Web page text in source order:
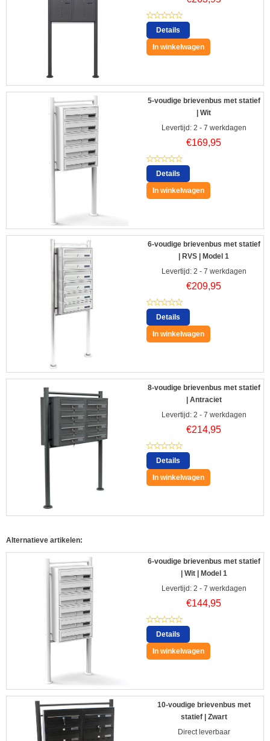
Details
In winkelwagen
5-voudige brievenbus met statief
| Wit
Levertijd: 2 - 7 werkdagen
€169,95
Details
In winkelwagen
6-voudige brievenbus met statief
| RVS | Model 1
Levertijd: 2 - 7 werkdagen
€209,95
Details
In winkelwagen
8-voudige brievenbus met statief
| Antraciet
Levertijd: 2 - 7 werkdagen
€214,95
Details
In winkelwagen
Alternatieve artikelen:
6-voudige brievenbus met statief
| Wit | Model 1
Levertijd: 2 - 7 werkdagen
€144,95
Details
In winkelwagen
10-voudige brievenbus met
statief | Zwart
Direct leverbaar